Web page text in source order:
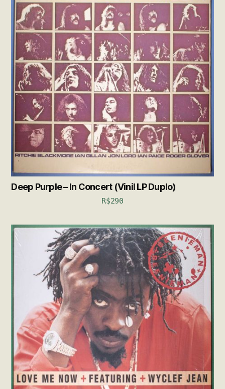
Deep Purple – In Concert (Vinil LP Duplo)
R$290